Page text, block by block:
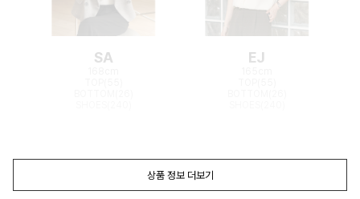
SA EJ
상품 정보 더보기